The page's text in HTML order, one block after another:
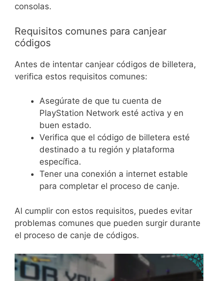
consolas.
Requisitos comunes para canjear
códigos
Antes de intentar canjear códigos de billetera,
verifica estos requisitos comunes:
Asegúrate de que tu cuenta de
PlayStation Network esté activa y en
buen estado.
Verifica que el código de billetera esté
destinado a tu región y plataforma
específica.
Tener una conexión a internet estable
para completar el proceso de canje.
Al cumplir con estos requisitos, puedes evitar
problemas comunes que pueden surgir durante
el proceso de canje de códigos.